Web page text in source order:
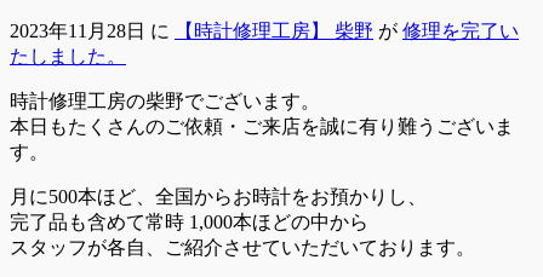
2023年11月28日 に 【時計修理工房】 柴野 が 修理を完了い
たしました。
時計修理工房の柴野でございます。
本日もたくさんのご依頼・ご来店を誠に有り難うございま
す。
月に500本ほど、全国からお時計をお預かりし、
完了品も含めて常時 1,000本ほどの中から
スタッフが各自、ご紹介させていただいております。